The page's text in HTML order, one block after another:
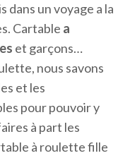
dans un voyage a la
Cartable a
et garçons…
nous savons
et les
pour pouvoir y
à part les
à roulette fille